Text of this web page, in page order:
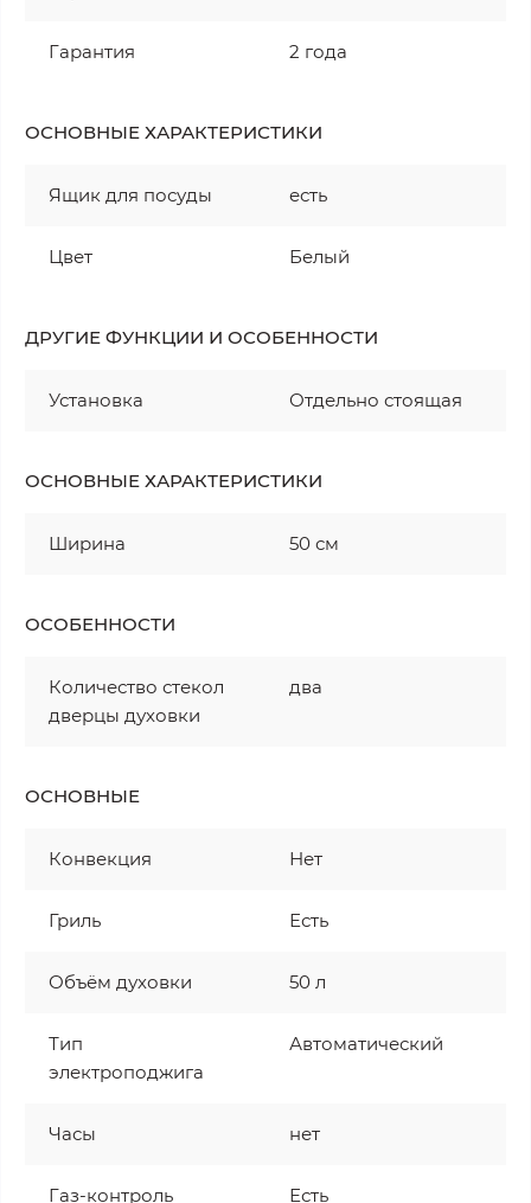
Гарантия 2 года
ОСНОВНЫЕ ХАРАКТЕРИСТИКИ
Ящик для посуды есть
Цвет Белый
ДРУГИЕ ФУНКЦИИ И ОСОБЕННОСТИ
Установка Отдельно стоящая
ОСНОВНЫЕ ХАРАКТЕРИСТИКИ
Ширина 50 см
ОСОБЕННОСТИ
Количество стекол
дверцы духовки
два
ОСНОВНЫЕ
Конвекция Нет
Гриль Есть
Объём духовки 50 л
Тип
электроподжига
Автоматический
Часы нет
Газ-контроль Есть